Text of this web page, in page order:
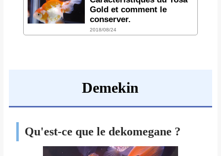
Gold et comment le
conserver.
2018/08/24
Demekin
Qu'est-ce que le dekomegane ?